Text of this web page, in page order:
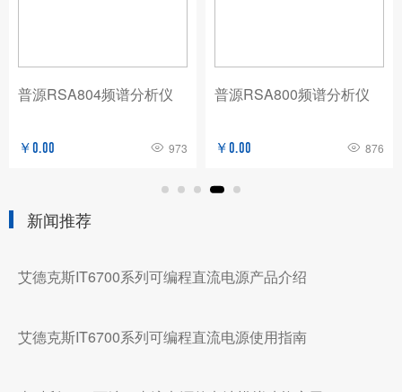
普源RSA804频谱分析仪
￥0.00 973
普源RSA800频谱分析仪
￥0.00 876
新闻推荐
艾德克斯IT6700系列可编程直流电源产品介绍
艾德克斯IT6700系列可编程直流电源使用指南